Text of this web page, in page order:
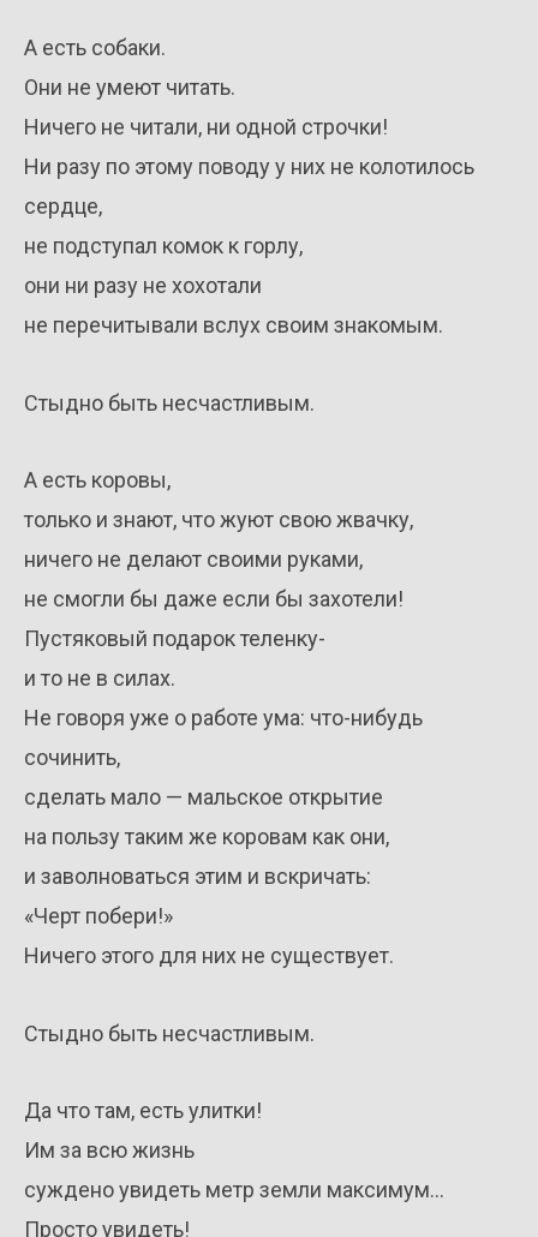
А есть собаки.
Они не умеют читать.
Ничего не читали, ни одной строчки!
Ни разу по этому поводу у них не колотилось
сердце,
не подступал комок к горлу,
они ни разу не хохотали
не перечитывали вслух своим знакомым.
Стыдно быть несчастливым.
А есть коровы,
только и знают, что жуют свою жвачку,
ничего не делают своими руками,
не смогли бы даже если бы захотели!
Пустяковый подарок теленку-
и то не в силах.
Не говоря уже о работе ума: что-нибудь
сочинить,
сделать мало — мальское открытие
на пользу таким же коровам как они,
и заволноваться этим и вскричать:
«Черт побери!»
Ничего этого для них не существует.
Стыдно быть несчастливым.
Да что там, есть улитки!
Им за всю жизнь
суждено увидеть метр земли максимум…
Просто увидеть!